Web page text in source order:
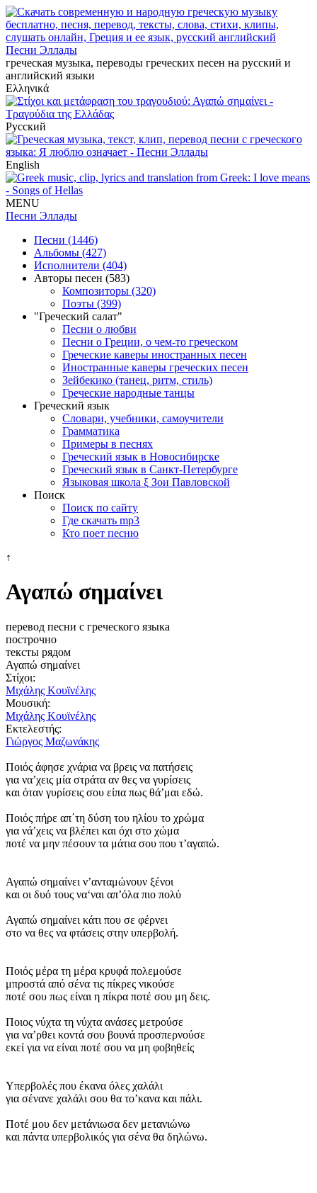
Песни Эллады
греческая музыка, переводы греческих песен на русский и
английский языки
Ελληνικά
Русский
English
MENU
Песни Эллады
Песни (1446)
Альбомы (427)
Исполнители (404)
Авторы песен (583)
Композиторы (320)
Поэты (399)
"Греческий салат"
Песни о любви
Песни о Греции, о чем-то греческом
Греческие каверы иностранных песен
Иностранные каверы греческих песен
Зейбекико (танец, ритм, стиль)
Греческие народные танцы
Греческий язык
Словари, учебники, самоучители
Грамматика
Примеры в песнях
Греческий язык в Новосибирске
Греческий язык в Санкт-Петербурге
Языковая школа ξ Зои Павловской
Поиск
Поиск по сайту
Где скачать mp3
Кто поет песню
↑
Αγαπώ σημαίνει
перевод песни с греческого языка
построчно
тексты рядом
Αγαπώ σημαίνει
Στίχοι:
Μιχάλης Κουϊνέλης
Μουσική:
Μιχάλης Κουϊνέλης
Εκτελεστής:
Γιώργος Μαζωνάκης
Ποιός άφησε χνάρια να βρεις να πατήσεις
για να’χεις μία στράτα αν θες να γυρίσεις
και όταν γυρίσεις σου είπα πως θά’μαι εδώ.
Ποιός πήρε απ΄τη δύση του ηλίου το χρώμα
για νά’χεις να βλέπει και όχι στο χώμα
ποτέ να μην πέσουν τα μάτια σου που τ’αγαπώ.
Αγαπώ σημαίνει ν’ανταμώνουν ξένοι
και οι δυό τους να‘ναι απ’όλα πιο πολύ
Αγαπώ σημαίνει κάτι που σε φέρνει
στο να θες να φτάσεις στην υπερβολή.
Ποιός μέρα τη μέρα κρυφά πολεμούσε
μπροστά από σένα τις πίκρες νικούσε
ποτέ σου πως είναι η πίκρα ποτέ σου μη δεις.
Ποιος νύχτα τη νύχτα ανάσες μετρούσε
για να’ρθει κοντά σου βουνά προσπερνούσε
εκεί για να είναι ποτέ σου να μη φοβηθείς
Υπερβολές που έκανα όλες χαλάλι
για σένανε χαλάλι σου θα το’κανα και πάλι.
Ποτέ μου δεν μετάνιωσα δεν μετανιώνω
και πάντα υπερβολικός για σένα θα δηλώνω.